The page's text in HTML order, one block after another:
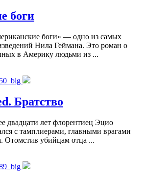
боги
боги» — одно из самых
Нила Геймана. Это роман о
в Америку людьми из ...
Братство
двадцати лет флорентиец Эцио
с тамплиерами, главными врагами
Отомстив убийцам отца ...